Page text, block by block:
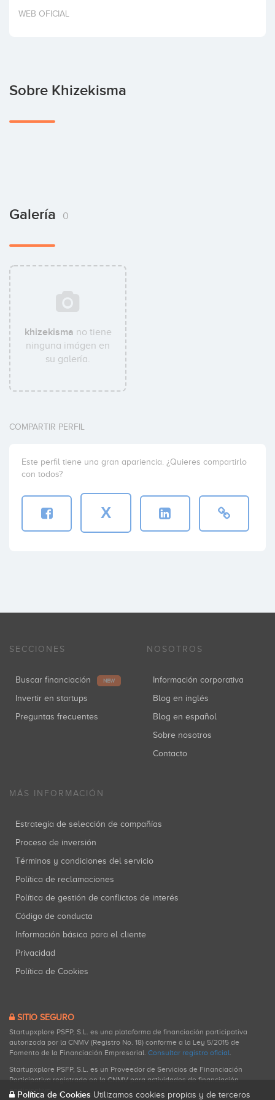
Invertir
WEB OFICIAL
Sobre Khizekisma
Galería 0
khizekisma no tiene
ninguna imágen en
su galería.
COMPARTIR PERFIL
Este perfil tiene una gran apariencia. ¿Quieres compartirlo
con todos?
X
SECCIONES
Buscar financiación NEW
Invertir en startups
Preguntas frecuentes
NOSOTROS
Información corporativa
Blog en inglés
Blog en español
Sobre nosotros
Contacto
MÁS INFORMACIÓN
Estrategia de selección de compañías
Proceso de inversión
Términos y condiciones del servicio
Política de reclamaciones
Política de gestión de conflictos de interés
Código de conducta
Información básica para el cliente
Privacidad
Política de Cookies
SITIO SEGURO
Startupxplore PSFP, S.L. es una plataforma de financiación participativa
autorizada por la CNMV (Registro No. 18) conforme a la Ley 5/2015 de
Fomento de la Financiación Empresarial. Consultar registro oficial.
Startupxplore PSFP, S.L. es un Proveedor de Servicios de Financiación
Participativa registrado en la CNMV para actividades de financiación
participativa.
Política de Cookies Utilizamos cookies propias y de terceros